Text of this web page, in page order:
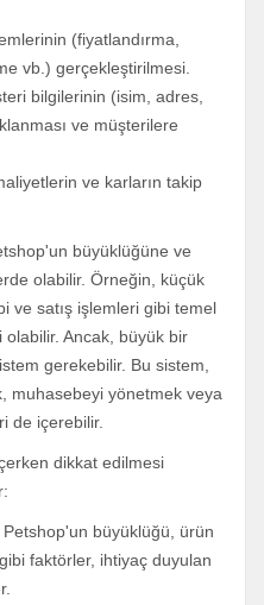
(fiyatlandırma,
vb.) gerçekleştirilmesi.
bilgilerinin (isim, adres,
ve müşterilere
ve karların takip
büyüklüğüne ve
olabilir. Örneğin, küçük
ve satış işlemleri gibi temel
Ancak, büyük bir
gerekebilir. Bu sistem,
muhasebeyi yönetmek veya
de içerebilir.
dikkat edilmesi
Petshop'un büyüklüğü, ürün
faktörler, ihtiyaç duyulan